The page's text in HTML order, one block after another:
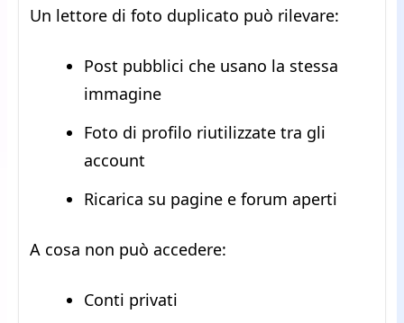
Un lettore di foto duplicato può rilevare:
Post pubblici che usano la stessa
immagine
Foto di profilo riutilizzate tra gli
account
Ricarica su pagine e forum aperti
A cosa non può accedere:
Conti privati